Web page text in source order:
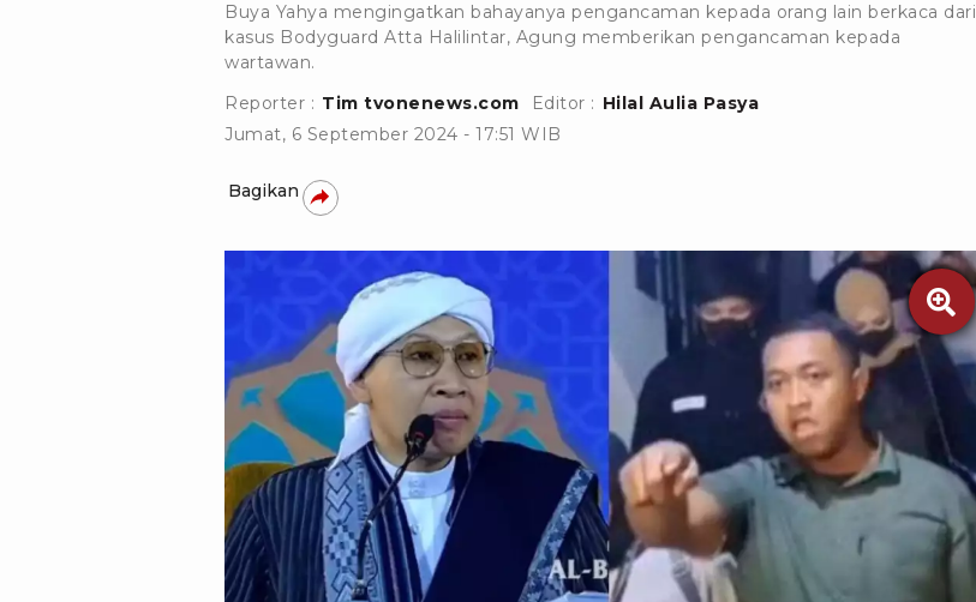
Buya Yahya mengingatkan bahayanya pengancaman kepada orang lain berkaca dari
kasus Bodyguard Atta Halilintar, Agung memberikan pengancaman kepada
wartawan.
Reporter : Tim tvonenews.com Editor : Hilal Aulia Pasya
Jumat, 6 September 2024 - 17:51 WIB
Bagikan
